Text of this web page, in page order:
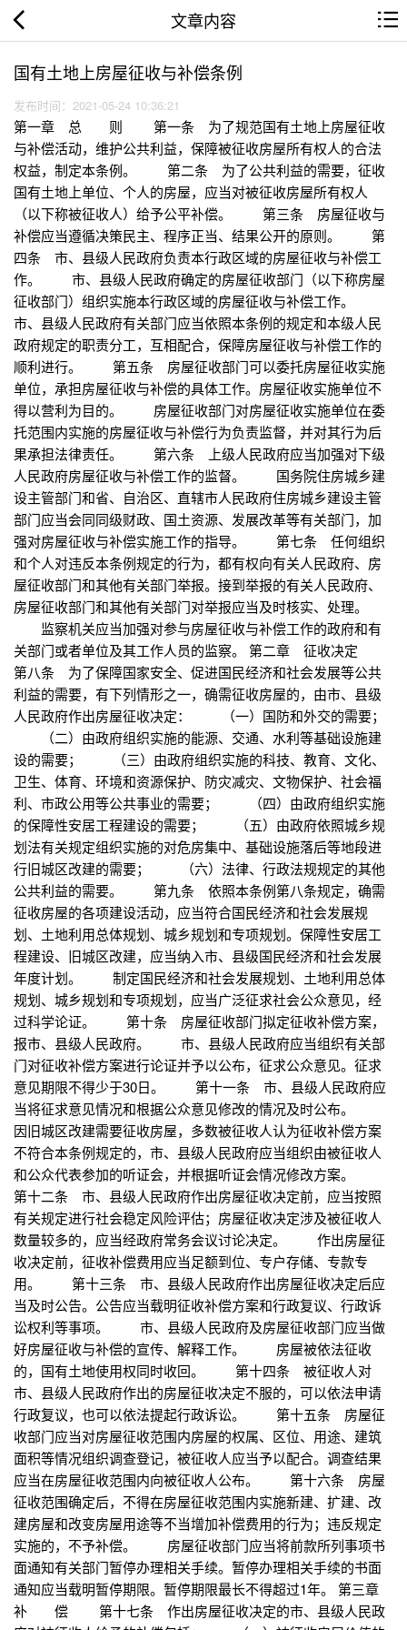
文章内容
国有土地上房屋征收与补偿条例
发布时间：2021-05-24 10:36:21
第一章 总 则 第一条 为了规范国有土地上房屋征收
与补偿活动，维护公共利益，保障被征收房屋所有权人的合法
权益，制定本条例。 第二条 为了公共利益的需要，征收
国有土地上单位、个人的房屋，应当对被征收房屋所有权人
（以下称被征收人）给予公平补偿。 第三条 房屋征收与
补偿应当遵循决策民主、程序正当、结果公开的原则。 第
四条 市、县级人民政府负责本行政区域的房屋征收与补偿工
作。 市、县级人民政府确定的房屋征收部门（以下称房屋
征收部门）组织实施本行政区域的房屋征收与补偿工作。
市、县级人民政府有关部门应当依照本条例的规定和本级人民
政府规定的职责分工，互相配合，保障房屋征收与补偿工作的
顺利进行。 第五条 房屋征收部门可以委托房屋征收实施
单位，承担房屋征收与补偿的具体工作。房屋征收实施单位不
得以营利为目的。 房屋征收部门对房屋征收实施单位在委
托范围内实施的房屋征收与补偿行为负责监督，并对其行为后
果承担法律责任。 第六条 上级人民政府应当加强对下级
人民政府房屋征收与补偿工作的监督。 国务院住房城乡建
设主管部门和省、自治区、直辖市人民政府住房城乡建设主管
部门应当会同同级财政、国土资源、发展改革等有关部门，加
强对房屋征收与补偿实施工作的指导。 第七条 任何组织
和个人对违反本条例规定的行为，都有权向有关人民政府、房
屋征收部门和其他有关部门举报。接到举报的有关人民政府、
房屋征收部门和其他有关部门对举报应当及时核实、处理。
监察机关应当加强对参与房屋征收与补偿工作的政府和有
关部门或者单位及其工作人员的监察。 第二章 征收决定
第八条 为了保障国家安全、促进国民经济和社会发展等公共
利益的需要，有下列情形之一，确需征收房屋的，由市、县级
人民政府作出房屋征收决定： （一）国防和外交的需要；
（二）由政府组织实施的能源、交通、水利等基础设施建
设的需要； （三）由政府组织实施的科技、教育、文化、
卫生、体育、环境和资源保护、防灾减灾、文物保护、社会福
利、市政公用等公共事业的需要； （四）由政府组织实施
的保障性安居工程建设的需要； （五）由政府依照城乡规
划法有关规定组织实施的对危房集中、基础设施落后等地段进
行旧城区改建的需要； （六）法律、行政法规规定的其他
公共利益的需要。 第九条 依照本条例第八条规定，确需
征收房屋的各项建设活动，应当符合国民经济和社会发展规
划、土地利用总体规划、城乡规划和专项规划。保障性安居工
程建设、旧城区改建，应当纳入市、县级国民经济和社会发展
年度计划。 制定国民经济和社会发展规划、土地利用总体
规划、城乡规划和专项规划，应当广泛征求社会公众意见，经
过科学论证。 第十条 房屋征收部门拟定征收补偿方案，
报市、县级人民政府。 市、县级人民政府应当组织有关部
门对征收补偿方案进行论证并予以公布，征求公众意见。征求
意见期限不得少于30日。 第十一条 市、县级人民政府应
当将征求意见情况和根据公众意见修改的情况及时公布。
因旧城区改建需要征收房屋，多数被征收人认为征收补偿方案
不符合本条例规定的，市、县级人民政府应当组织由被征收人
和公众代表参加的听证会，并根据听证会情况修改方案。
第十二条 市、县级人民政府作出房屋征收决定前，应当按照
有关规定进行社会稳定风险评估；房屋征收决定涉及被征收人
数量较多的，应当经政府常务会议讨论决定。 作出房屋征
收决定前，征收补偿费用应当足额到位、专户存储、专款专
用。 第十三条 市、县级人民政府作出房屋征收决定后应
当及时公告。公告应当载明征收补偿方案和行政复议、行政诉
讼权利等事项。 市、县级人民政府及房屋征收部门应当做
好房屋征收与补偿的宣传、解释工作。 房屋被依法征收
的，国有土地使用权同时收回。 第十四条 被征收人对
市、县级人民政府作出的房屋征收决定不服的，可以依法申请
行政复议，也可以依法提起行政诉讼。 第十五条 房屋征
收部门应当对房屋征收范围内房屋的权属、区位、用途、建筑
面积等情况组织调查登记，被征收人应当予以配合。调查结果
应当在房屋征收范围内向被征收人公布。 第十六条 房屋
征收范围确定后，不得在房屋征收范围内实施新建、扩建、改
建房屋和改变房屋用途等不当增加补偿费用的行为；违反规定
实施的，不予补偿。 房屋征收部门应当将前款所列事项书
面通知有关部门暂停办理相关手续。暂停办理相关手续的书面
通知应当载明暂停期限。暂停期限最长不得超过1年。 第三章
补 偿 第十七条 作出房屋征收决定的市、县级人民政